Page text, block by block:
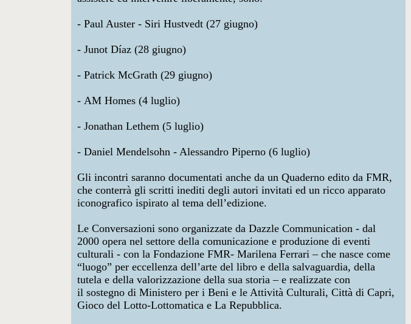
- Paul Auster - Siri Hustvedt (27 giugno)
- Junot Díaz (28 giugno)
- Patrick McGrath (29 giugno)
- AM Homes (4 luglio)
- Jonathan Lethem (5 luglio)
- Daniel Mendelsohn - Alessandro Piperno (6 luglio)
Gli incontri saranno documentati anche da un Quaderno edito da FMR,
che conterrà gli scritti inediti degli autori invitati ed un ricco apparato
iconografico ispirato al tema dell’edizione.
Le Conversazioni sono organizzate da Dazzle Communication - dal
2000 opera nel settore della comunicazione e produzione di eventi
culturali - con la Fondazione FMR- Marilena Ferrari – che nasce come
“luogo” per eccellenza dell’arte del libro e della salvaguardia, della
tutela e della valorizzazione della sua storia – e realizzate con
il sostegno di Ministero per i Beni e le Attività Culturali, Città di Capri,
Gioco del Lotto-Lottomatica e La Repubblica.